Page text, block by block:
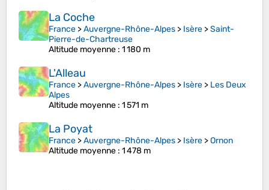
La Coche
France >Auvergne-Rhône-Alpes > Isère >Saint-
Pierre-de-Chartreuse
Altitude moyenne : 1 180 m
L'Alleau
France >Auvergne-Rhône-Alpes > Isère > Les Deux
Alpes
Altitude moyenne : 1 571 m
La Poyat
France >Auvergne-Rhône-Alpes > Isère >Ornon
Altitude moyenne : 1 478 m